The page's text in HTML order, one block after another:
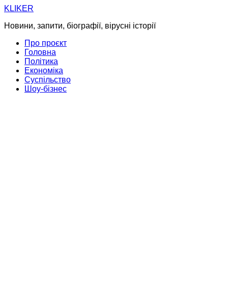
Skip
content
KLIKER
Новини, запити, біографії, вірусні історії
Про проєкт
Головна
Політика
Економіка
Суспільство
Шоу-бізнес